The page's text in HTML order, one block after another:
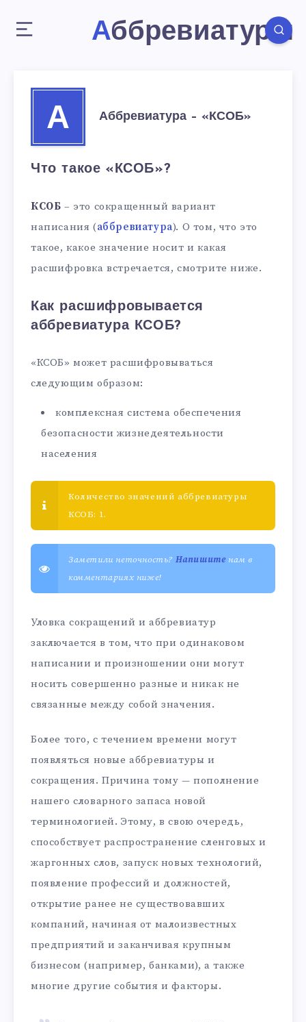
Аббревиатуры
А Аббревиатура – «КСОБ»
Что такое «КСОБ»?
КСОБ – это сокращенный вариант
написания (аббревиатура). О том, что это
такое, какое значение носит и какая
расшифровка встречается, смотрите ниже.
Как расшифровывается
аббревиатура КСОБ?
«КСОБ» может расшифровываться
следующим образом:
комплексная система обеспечения
безопасности жизнедеятельности
населения
Количество значений аббревиатуры
КСОБ: 1.
Заметили неточность? Напишитенам в
комментариях ниже!
Уловка сокращений и аббревиатур
заключается в том, что при одинаковом
написании и произношении они могут
носить совершенно разные и никак не
связанные между собой значения.
Более того, с течением времени могут
появляться новые аббревиатуры и
сокращения. Причина тому — пополнение
нашего словарного запаса новой
терминологией. Этому, в свою очередь,
способствует распространение сленговых и
жаргонных слов, запуск новых технологий,
появление профессий и должностей,
открытие ранее не существовавших
компаний, начиная от малоизвестных
предприятий и заканчивая крупным
бизнесом (например, банками), а также
многие другие события и факторы.